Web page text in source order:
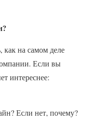
как на самом деле
Если вы
интереснее:
Если нет, почему?